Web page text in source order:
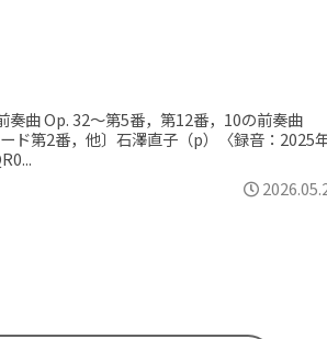
奏曲 Op. 32～第5番，第12番，10の前奏曲
ド第2番，他〕石澤直子（p）〈録音：2025